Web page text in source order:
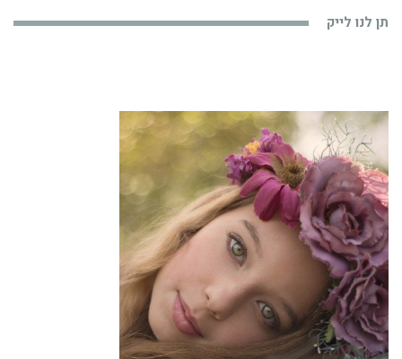
תן לנו לייק